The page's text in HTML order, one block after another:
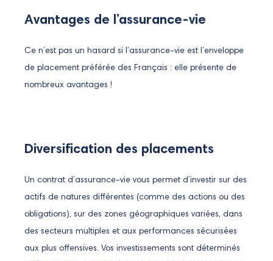
Avantages de l’assurance-vie
Ce n’est pas un hasard si l’assurance-vie est l’enveloppe
de placement préférée des Français : elle présente de
nombreux avantages !
Diversification des placements
Un contrat d’assurance-vie vous permet d’investir sur des
actifs de natures différentes (comme des actions ou des
obligations), sur des zones géographiques variées, dans
des secteurs multiples et aux performances sécurisées
aux plus offensives. Vos investissements sont déterminés